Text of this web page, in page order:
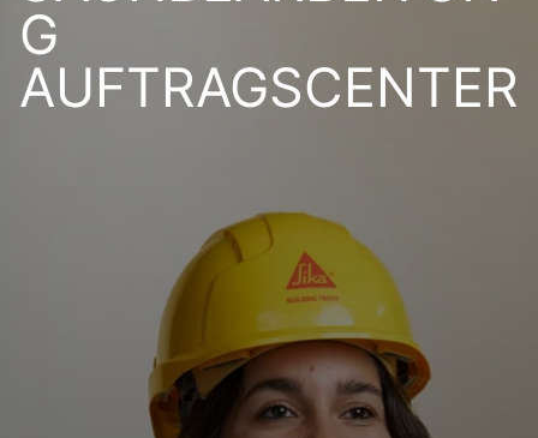
G
AUFTRAGSCENTER